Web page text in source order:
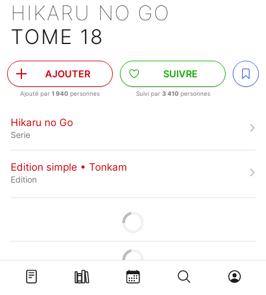
HIKARU NO GO
TOME 18
AJOUTER
Ajouté par 1 940 personnes
SUIVRE
Suivi par 3 410personnes
Hikaru no Go
Serie
Edition simple • Tonkam
Edition